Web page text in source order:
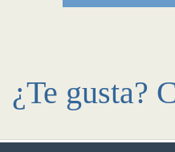
¿Te gusta?